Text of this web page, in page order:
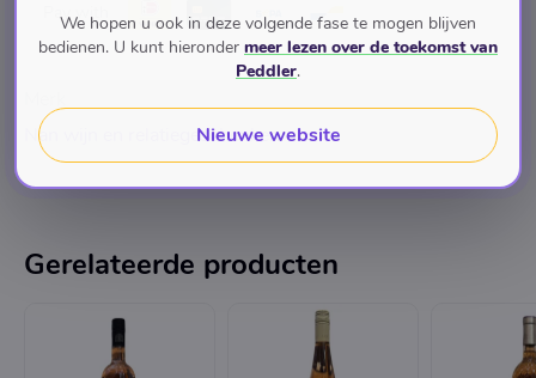
Pay with
Nan wijn en relatiegeschenken
Gerelateerde producten
We hopen u ook in deze volgende fase te mogen blijven
bedienen. U kunt hieronder meer lezen over de toekomst van
Peddler.
Nieuwe website